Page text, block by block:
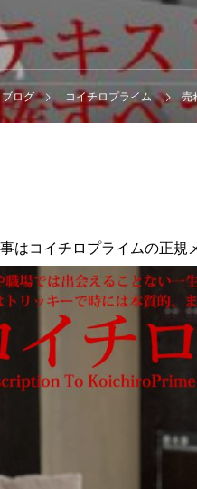
ブログ コイチロプライム 売
はコイチロプライムの正規